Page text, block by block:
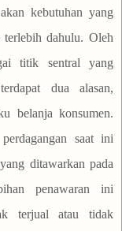
kebutuhan yang
dahulu. Oleh
titik sentral yang
dua alasan,
belanja konsumen.
saat ini
ditawarkan pada
penawaran ini
terjual atau tidak